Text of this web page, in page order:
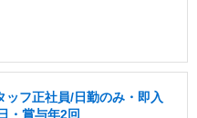
フ正社員/日勤のみ・即入
・賞与年2回